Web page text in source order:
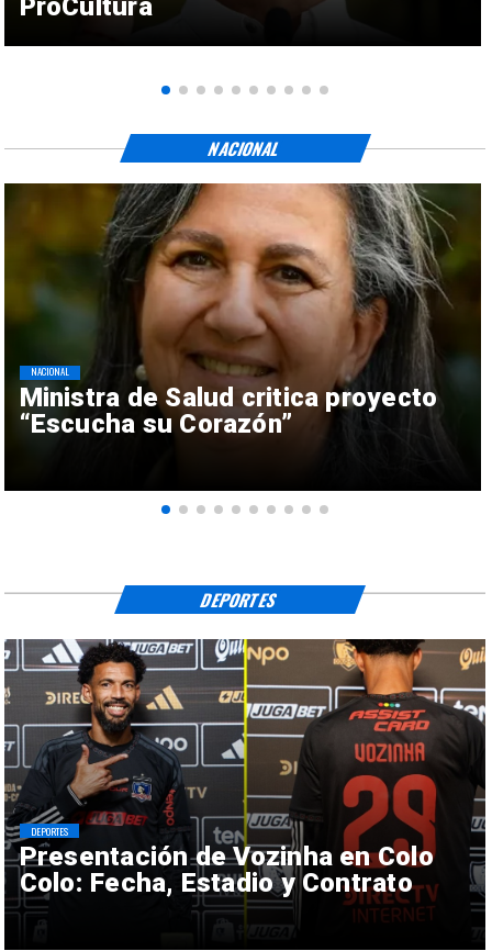
ProCultura
Ministra de Salud critica proyecto
“Escucha su Corazón”
NACIONAL
NACIONAL
Presentación de Vozinha en Colo
Colo: Fecha, Estadio y Contrato
DEPORTES
DEPORTES